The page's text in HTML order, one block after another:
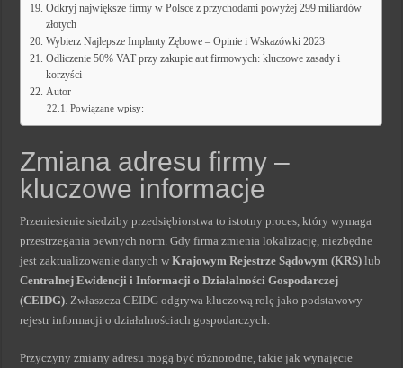
Odkryj największe firmy w Polsce z przychodami powyżej 299 miliardów
złotych
Wybierz Najlepsze Implanty Zębowe – Opinie i Wskazówki 2023
Odliczenie 50% VAT przy zakupie aut firmowych: kluczowe zasady i
korzyści
Autor
Powiązane wpisy:
Zmiana adresu firmy –
kluczowe informacje
Przeniesienie siedziby przedsiębiorstwa to istotny proces, który wymaga
przestrzegania pewnych norm. Gdy firma zmienia lokalizację, niezbędne
jest zaktualizowanie danych wKrajowym Rejestrze Sądowym (KRS) lub
Centralnej Ewidencji i Informacji o Działalności Gospodarczej
(CEIDG). Zwłaszcza CEIDG odgrywa kluczową rolę jako podstawowy
rejestr informacji o działalnościach gospodarczych.
Przyczyny zmiany adresu mogą być różnorodne, takie jak wynajęcie